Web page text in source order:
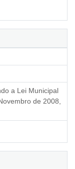
a Lei Municipal
de 2008,